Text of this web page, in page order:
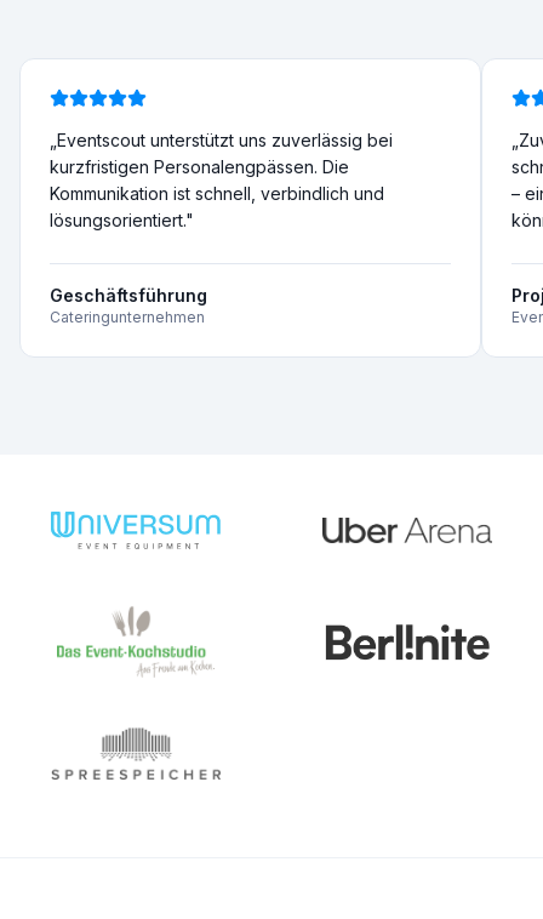
„Eventscout unterstützt uns zuverlässig bei
kurzfristigen Personalengpässen. Die
Kommunikation ist schnell, verbindlich und
lösungsorientiert."
Geschäftsführung
Cateringunternehmen
„
–